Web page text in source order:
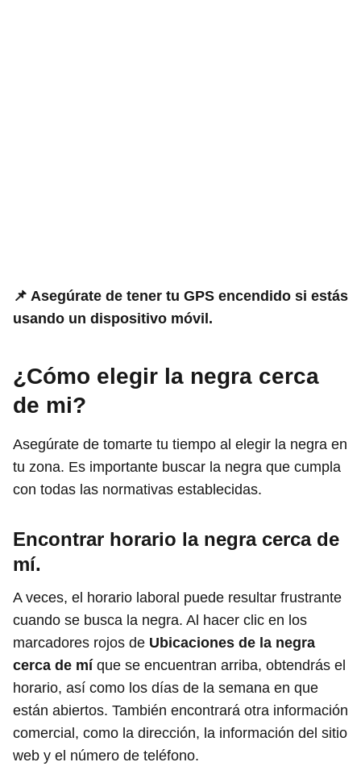
📌 Asegúrate de tener tu GPS encendido si estás
usando un dispositivo móvil.
¿Cómo elegir la negra cerca
de mi?
Asegúrate de tomarte tu tiempo al elegir la negra en
tu zona. Es importante buscar la negra que cumpla
con todas las normativas establecidas.
Encontrar horario la negracerca de
mí.
A veces, el horario laboral puede resultar frustrante
cuando se busca la negra. Al hacer clic en los
marcadores rojos de Ubicaciones de la negra
cerca de mí que se encuentran arriba, obtendrás el
horario, así como los días de la semana en que
están abiertos. También encontrará otra información
comercial, como la dirección, la información del sitio
web y el número de teléfono.